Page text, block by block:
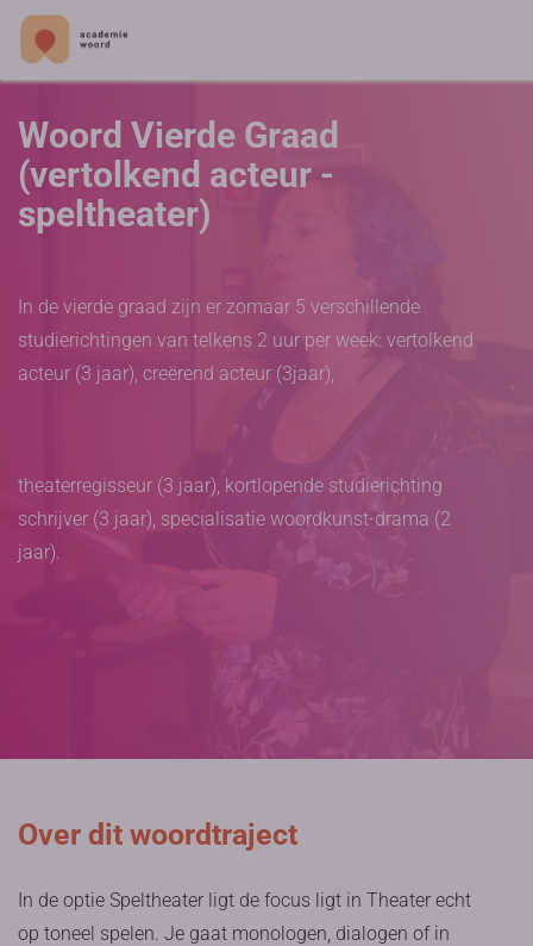
Woord Vierde Graad
(vertolkend acteur -
speltheater)
In de vierde graad zijn er zomaar 5 verschillende
studierichtingen van telkens 2 uur per week: vertolkend
acteur (3 jaar), creërend acteur (3jaar),
theaterregisseur (3 jaar), kortlopende studierichting
schrijver (3 jaar), specialisatie woordkunst-drama (2
jaar).
Over dit woordtraject
In de optie Speltheater ligt de focus ligt in Theater echt
op toneel spelen. Je gaat monologen, dialogen of in